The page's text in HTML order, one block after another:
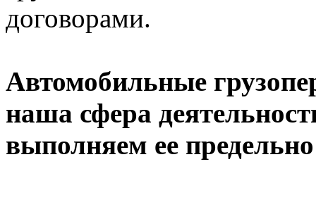
договорами.
Автомобильные
наша сфера
выполняем ее